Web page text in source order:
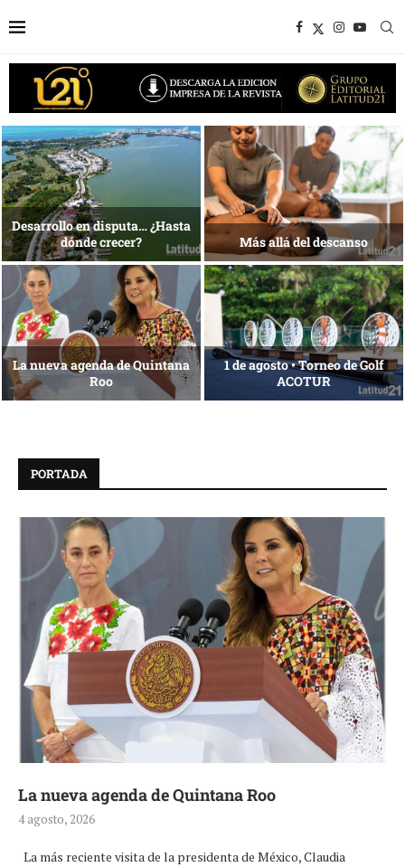
1 al 28 de agosto •
Fundación Isleña
Energía que Impulsa la
competitividad
Reconocimiento de viajeros La esencia del servicio
PORTADA
La nueva agenda de Quintana Roo
4 agosto, 2026
La más reciente visita de la presidenta de México, Claudia